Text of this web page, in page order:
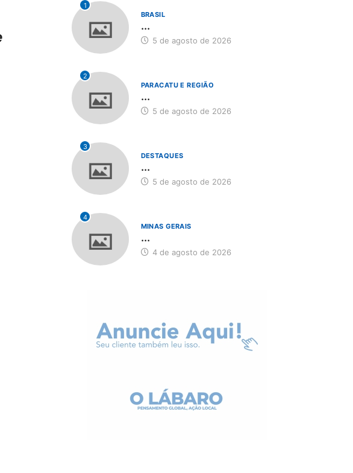
1
BRASIL
...
5 de agosto de 2026
2
PARACATU E REGIÃO
...
5 de agosto de 2026
3
DESTAQUES
...
5 de agosto de 2026
4
MINAS GERAIS
...
4 de agosto de 2026